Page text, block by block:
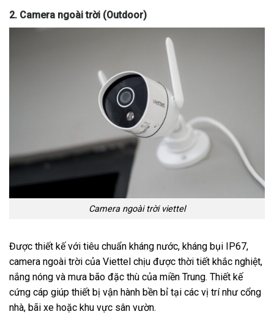
2. Camera ngoài trời (Outdoor)
Camera ngoài trời viettel
Được thiết kế với tiêu chuẩn kháng nước, kháng bụi IP67,
camera ngoài trời của Viettel chịu được thời tiết khắc nghiệt,
nắng nóng và mưa bão đặc thù của miền Trung. Thiết kế
cứng cáp giúp thiết bị vận hành bền bỉ tại các vị trí như cổng
nhà, bãi xe hoặc khu vực sân vườn.